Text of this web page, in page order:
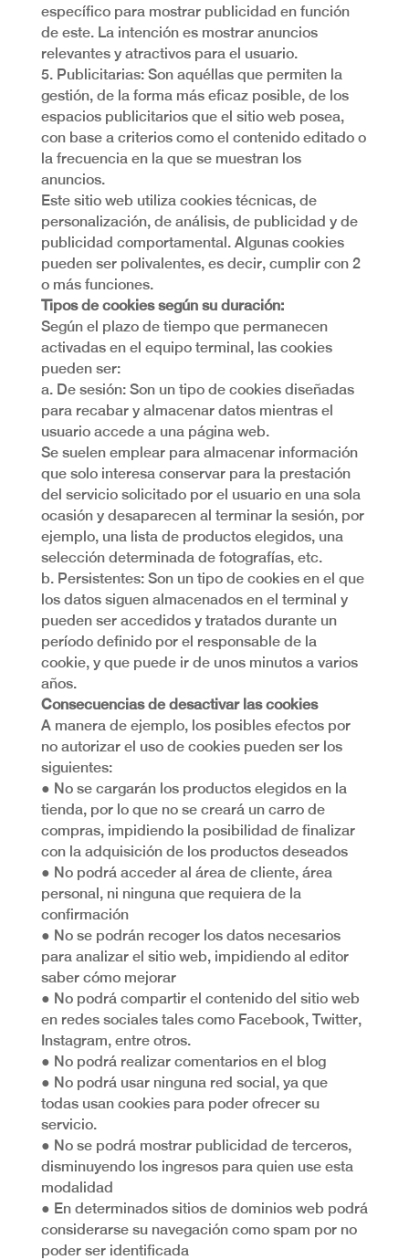
específico para mostrar publicidad en función
de este. La intención es mostrar anuncios
relevantes y atractivos para el usuario.
5. Publicitarias: Son aquéllas que permiten la
gestión, de la forma más eficaz posible, de los
espacios publicitarios que el sitio web posea,
con base a criterios como el contenido editado o
la frecuencia en la que se muestran los
anuncios.
Este sitio web utiliza cookies técnicas, de
personalización, de análisis, de publicidad y de
publicidad comportamental. Algunas cookies
pueden ser polivalentes, es decir, cumplir con 2
o más funciones.
Tipos de cookies según su duración:
Según el plazo de tiempo que permanecen
activadas en el equipo terminal, las cookies
pueden ser:
a. De sesión: Son un tipo de cookies diseñadas
para recabar y almacenar datos mientras el
usuario accede a una página web.
Se suelen emplear para almacenar información
que solo interesa conservar para la prestación
del servicio solicitado por el usuario en una sola
ocasión y desaparecen al terminar la sesión, por
ejemplo, una lista de productos elegidos, una
selección determinada de fotografías, etc.
b. Persistentes: Son un tipo de cookies en el que
los datos siguen almacenados en el terminal y
pueden ser accedidos y tratados durante un
período definido por el responsable de la
cookie, y que puede ir de unos minutos a varios
años.
Consecuencias de desactivar las cookies
A manera de ejemplo, los posibles efectos por
no autorizar el uso de cookies pueden ser los
siguientes:
● No se cargarán los productos elegidos en la
tienda, por lo que no se creará un carro de
compras, impidiendo la posibilidad de finalizar
con la adquisición de los productos deseados
● No podrá acceder al área de cliente, área
personal, ni ninguna que requiera de la
confirmación
● No se podrán recoger los datos necesarios
para analizar el sitio web, impidiendo al editor
saber cómo mejorar
● No podrá compartir el contenido del sitio web
en redes sociales tales como Facebook, Twitter,
Instagram, entre otros.
● No podrá realizar comentarios en el blog
● No podrá usar ninguna red social, ya que
todas usan cookies para poder ofrecer su
servicio.
● No se podrá mostrar publicidad de terceros,
disminuyendo los ingresos para quien use esta
modalidad
● En determinados sitios de dominios web podrá
considerarse su navegación como spam por no
poder ser identificada